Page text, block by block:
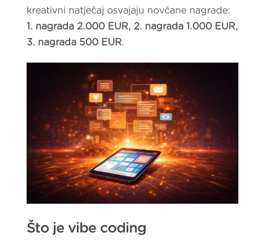
kreativni natječaj osvajaju novčane nagrade:
1. nagrada 2.000 EUR, 2. nagrada 1.000 EUR,
3. nagrada 500 EUR.
Što je vibe coding